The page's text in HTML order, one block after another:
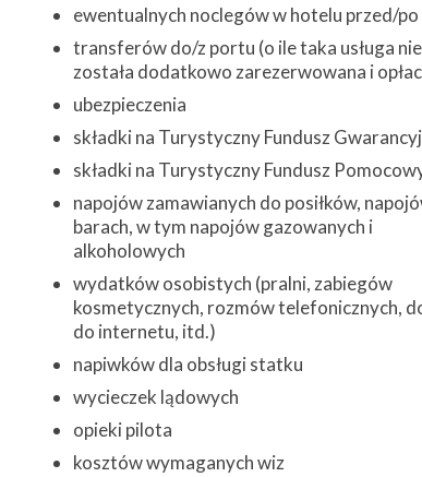
ewentualnych noclegów w hotelu przed/
transferów do/z portu (o ile taka usługa nie
została dodatkowo zarezerwowana i
ubezpieczenia
składki na Turystyczny Fundusz
składki na Turystyczny Fundusz
napojów zamawianych do posiłków,
barach, w tym napojów gazowanych i
alkoholowych
wydatków osobistych (pralni, zabiegów
kosmetycznych, rozmów telefonicznych,
do internetu, itd.)
napiwków dla obsługi statku
wycieczek lądowych
opieki pilota
kosztów wymaganych wiz